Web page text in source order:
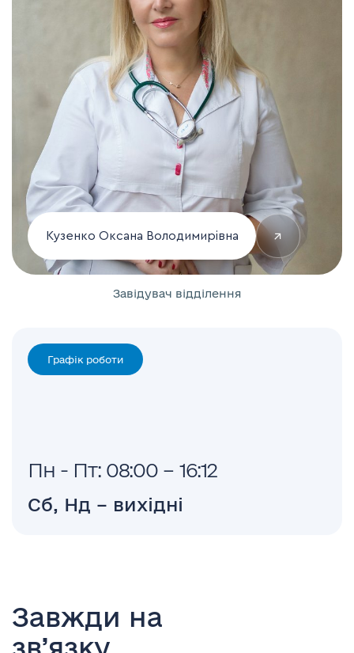
Кузенко Оксана Володимирівна ↗
Завідувач відділення
Графік роботи
Пн - Пт: 08:00 – 16:12
Сб, Нд – вихідні
Завжди на
зв’язку